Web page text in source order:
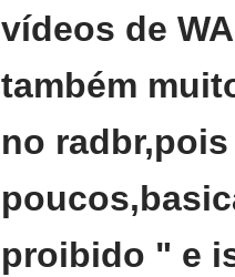
vídeos de
também
no
proibido " e